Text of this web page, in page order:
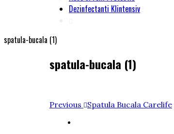
Dezinfectanti Klintensiv
spatula-bucala (1)
spatula-bucala (1)
Navigare
Previous
Previous Spatula Bucala Carelife